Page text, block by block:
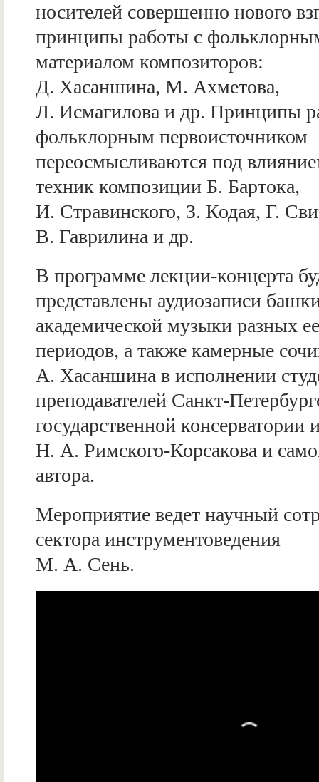
носителей совершенно нового
принципы работы с
материалом композиторов:
Д. Хасаншина, М. Ахметова,
Л. Исмагилова и др. Принципы
фольклорным первоисточником
переосмысливаются под
техник композиции Б. Бартока,
И. Стравинского, З. Кодая, Г.
В. Гаврилина и др.
В программе лекции-концерта
представлены аудиозаписи
академической музыки разных ее
периодов, а также камерные
А. Хасаншина в исполнении
преподавателей Санкт-
государственной консерватории
Н. А. Римского-Корсакова и
автора.
Мероприятие ведет научный
сектора инструментоведения
М. А. Сень.